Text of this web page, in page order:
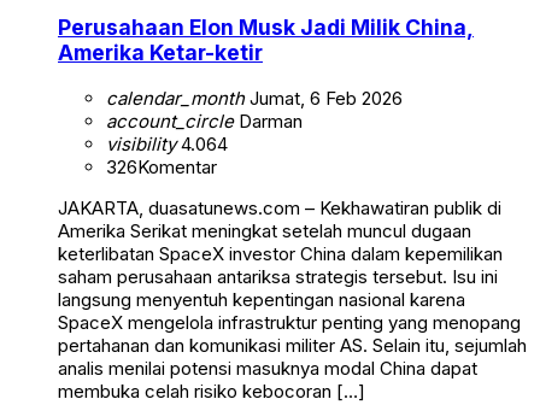
Perusahaan Elon Musk Jadi Milik China,
Amerika Ketar-ketir
calendar_monthJumat, 6 Feb 2026
account_circleDarman
visibility4.064
326Komentar
JAKARTA, duasatunews.com – Kekhawatiran publik di
Amerika Serikat meningkat setelah muncul dugaan
keterlibatan SpaceX investor China dalam kepemilikan
saham perusahaan antariksa strategis tersebut. Isu ini
langsung menyentuh kepentingan nasional karena
SpaceX mengelola infrastruktur penting yang menopang
pertahanan dan komunikasi militer AS. Selain itu, sejumlah
analis menilai potensi masuknya modal China dapat
membuka celah risiko kebocoran […]